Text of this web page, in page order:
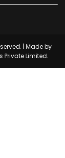
| Made by
Private Limited.